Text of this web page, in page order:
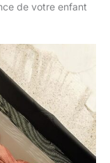
de votre enfant